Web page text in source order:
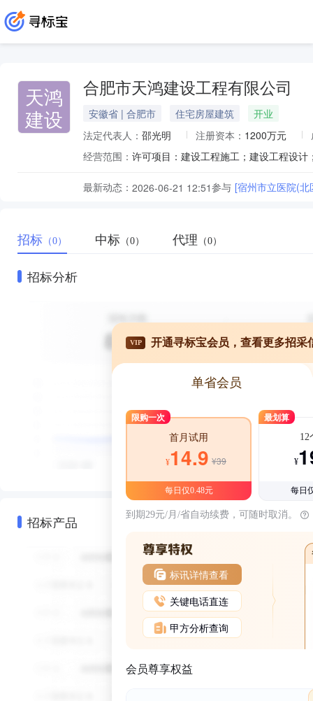
天鸿
建设
合肥市天鸿建设工程有限公司
安徽省 | 合肥市 住宅房屋建筑
开业
法定代表人： 邵光明 注册资本： 1200万元
经营范围：
最新动态： 2026-06-21 12:51参与
招标 （0） 中标 （0） 代理 （0）
招标分析
招标产品
VIP 开通寻标宝会员，查看更多招采
单省会员
限购一次
首月试用
¥14.9 ¥39
每日仅0.48元
最划算
12
¥
每日
到期29元/月/省自动续费，可随时取消。
标讯详情查看
关键电话直连
甲方分析查询
会员尊享权益